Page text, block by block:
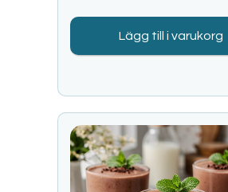
Lägg till i varukorg